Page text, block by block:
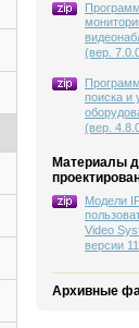
(вер.
поиска и
(вер.
Материалы
Модели
Video
версии 11
Архивные